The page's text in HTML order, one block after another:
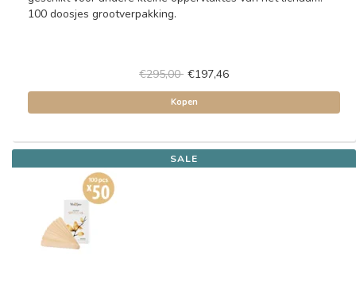
100 doosjes grootverpakking.
€295,00 €197,46
Kopen
SALE